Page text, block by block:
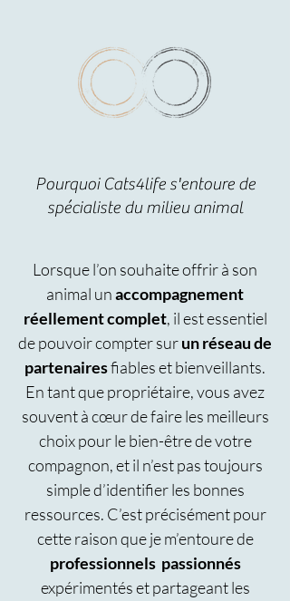
Pourquoi Cats4life s'entoure de
spécialiste du milieu animal
Lorsque l’on souhaite offrir à son
animal unaccompagnement
réellement complet, il est essentiel
de pouvoir compter surun réseau de
partenairesfiables et bienveillants.
En tant que propriétaire, vous avez
souvent à cœur de faire les meilleurs
choix pour le bien-être de votre
compagnon, et il n’est pas toujours
simple d’identifier les bonnes
ressources. C’est précisément pour
cette raison que je m’entoure de
professionnels passionnés
expérimentés et partageant les